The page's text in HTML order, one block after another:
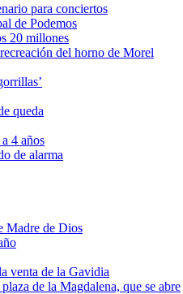
para conciertos
de Podemos
20 millones
del horno de Morel
queda
4 años
de alarma
Madre de Dios
venta de la Gavidia
de la Magdalena, que se abre